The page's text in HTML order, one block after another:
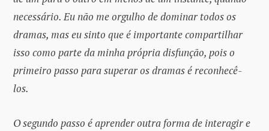
necessário. Eu não me orgulho de dominar todos os
dramas, mas eu sinto que é importante compartilhar
isso como parte da minha própria disfunção, pois o
primeiro passo para superar os dramas é reconhecê-
los.
O segundo passo é aprender outra forma de interagir e